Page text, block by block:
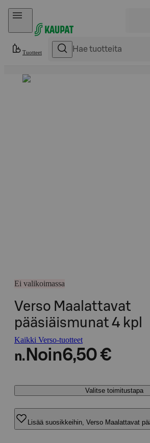
Hyppää sisältöön
Tuotteet
Ei valikoimassa
Verso Maalattavat
pääsiäismunat 4 kpl
Kaikki Verso-tuotteet
n. Noin6,50 €
Valitse toimitustapa
Lisää suosikkeihin, Verso Maalattavat